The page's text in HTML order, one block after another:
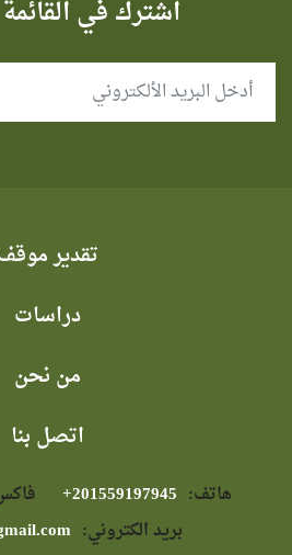
اشترك في القائمة
تقدير
دراسات
من نحن
اتصل بنا
هاتف:
بريد الكتروني: info.afaip@gmail.com